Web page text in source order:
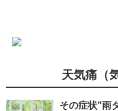
天気痛（
その症状”雨